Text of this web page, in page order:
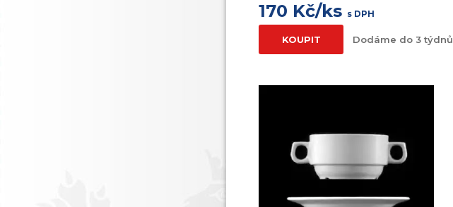
170 Kč/ks s DPH
KOUPIT Dodáme do 3 týdnů